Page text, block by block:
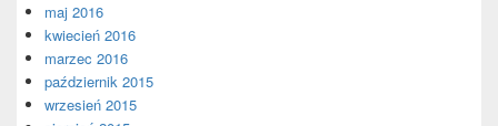
maj 2016
kwiecień 2016
marzec 2016
październik 2015
wrzesień 2015